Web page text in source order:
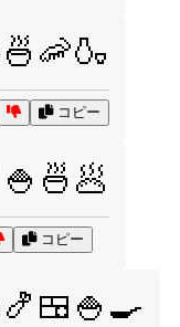
コピー
コピー